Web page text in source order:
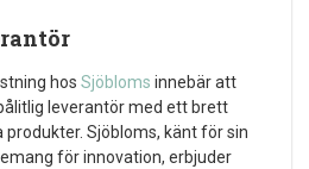
hos Sjöbloms innebär att
leverantör med ett brett
Sjöbloms, känt för sin
för innovation, erbjuder